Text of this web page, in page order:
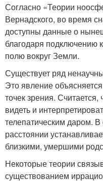
Согласно «Теории
Вернадского, во время
доступны данные о
благодаря
полю вокруг Земли.
Существует ряд
Это явление
точек зрения.
видеть и
телепатическим даром.
расстоянии
близкими, умершими
Некоторые теории
существованием